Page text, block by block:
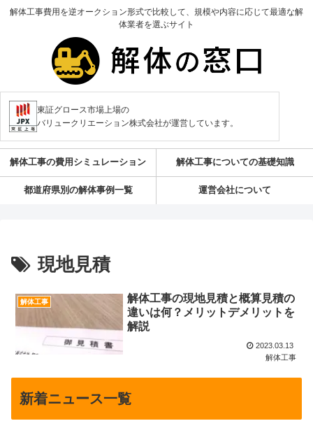
解体工事費用を逆オークション形式で比較して、規模や内容に応じて最適な解
体業者を選ぶサイト
東証グロース市場上場の
バリュークリエーション株式会社が運営しています。
解体工事の費用シミュレーション 解体工事についての基礎知識
都道府県別の解体事例一覧 運営会社について
現地見積
解体工事
解体工事の現地見積と概算見積の
違いは何？メリットデメリットを
解説
2023.03.13
解体工事
新着ニュース一覧